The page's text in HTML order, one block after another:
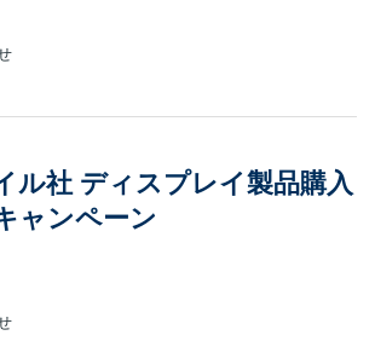
ル社 ディスプレイ製品購入
ャンペーン